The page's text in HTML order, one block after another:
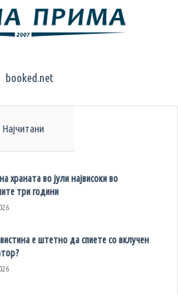
Најчитани
храната во јули највисоки во
три години
е штетно да спиете со вклучен